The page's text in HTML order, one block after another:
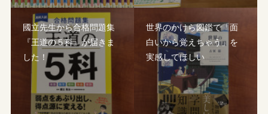
國立先生から合格問題集
『王道の５科』が届きま
した！
世界のかけら図鑑で「面
白いから覚えちゃう」を
実感してほしい